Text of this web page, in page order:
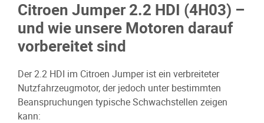
Citroen Jumper 2.2 HDI (4H03) –
und wie unsere Motoren darauf
vorbereitet sind
Der 2.2 HDI im Citroen Jumper ist ein verbreiteter
Nutzfahrzeugmotor, der jedoch unter bestimmten
Beanspruchungen typische Schwachstellen zeigen
kann: